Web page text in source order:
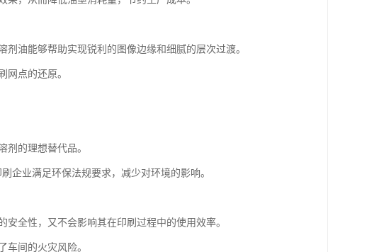
油能够帮助实现锐利的图像边缘和细腻的层次过渡。
网点的还原。
剂的理想替代品。
企业满足环保法规要求，减少对环境的影响。
全性，又不会影响其在印刷过程中的使用效率。
车间的火灾风险。